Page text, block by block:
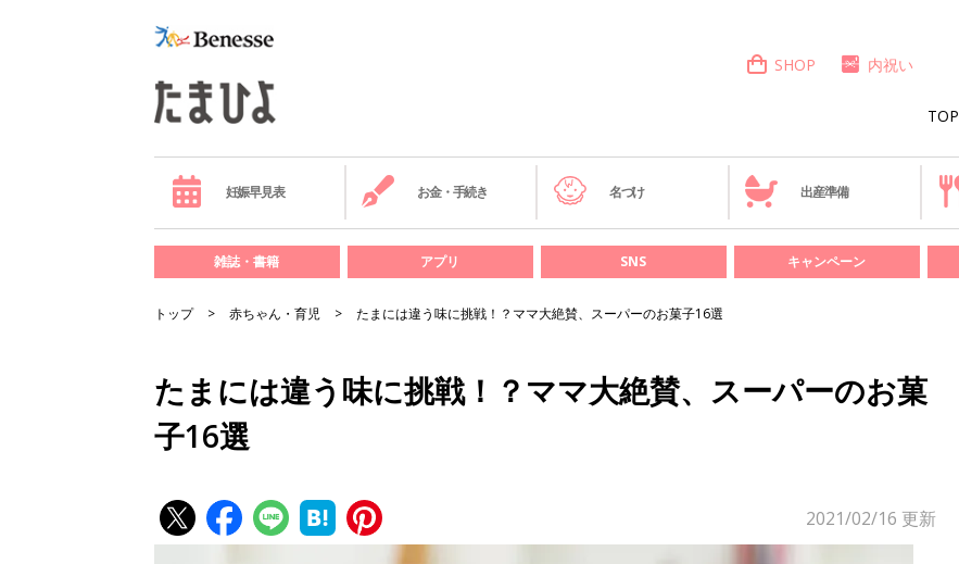
TOP
SHOP 内祝い
妊娠早見表 お金・手続き 名づけ 出産準備
雑誌・書籍 アプリ SNS キャンペーン
トップ 赤ちゃん・育児 たまには違う味に挑戦！？ママ大絶賛、スーパーのお菓子16選
たまには違う味に挑戦！？ママ大絶賛、スーパーのお菓
子16選
2021/02/16 更新